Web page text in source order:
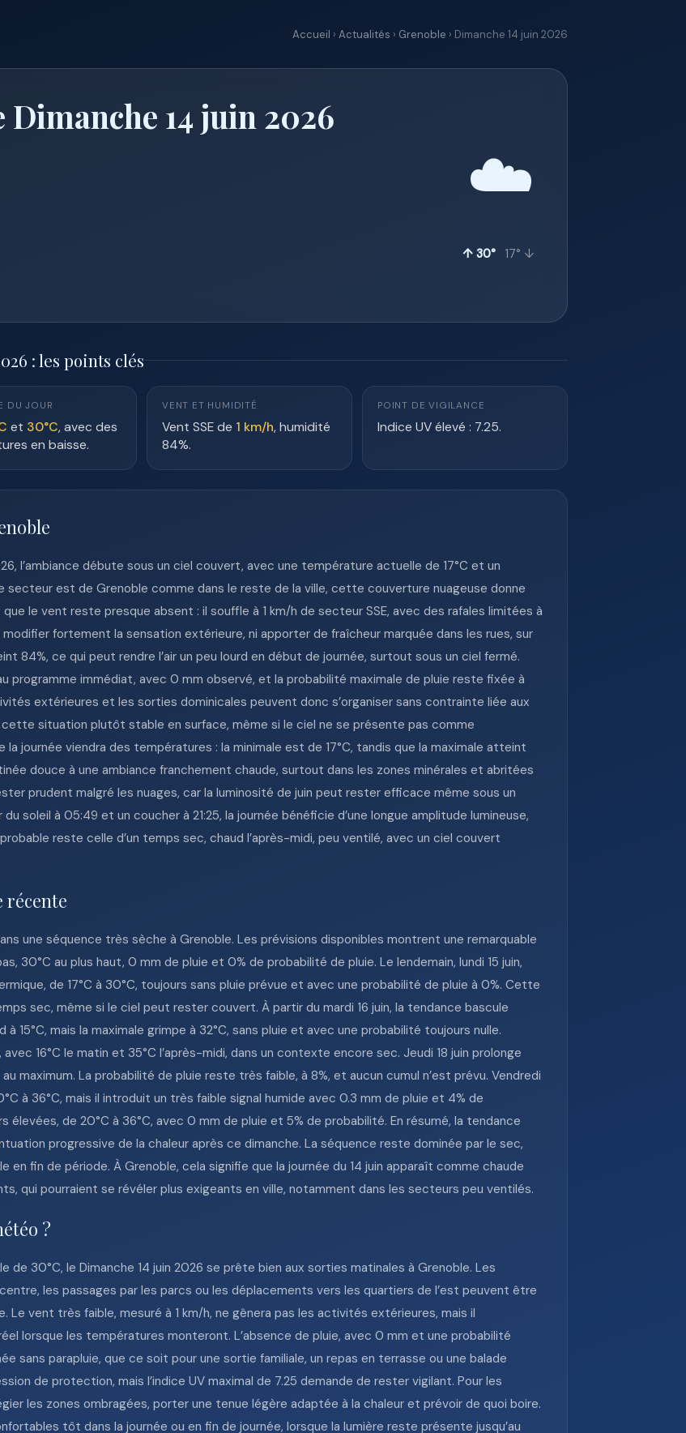
Accueil › Actualités › Grenoble › Dimanche 14 juin 2026
Dimanche 14 juin 2026
☁️
↑ 30° 17° ↓
: les points clés
DU JOUR
et 30°C, avec des
en baisse.
VENT ET HUMIDITÉ
Vent SSE de 1 km/h, humidité
84%.
POINT DE VIGILANCE
Indice UV élevé : 7.25.
l’ambiance débute sous un ciel couvert, avec une température actuelle de 17°C et un
secteur est de Grenoble comme dans le reste de la ville, cette couverture nuageuse donne
le vent reste presque absent : il souffle à 1 km/h de secteur SSE, avec des rafales limitées à
fortement la sensation extérieure, ni apporter de fraîcheur marquée dans les rues, sur
84%, ce qui peut rendre l’air un peu lourd en début de journée, surtout sous un ciel fermé.
programme immédiat, avec 0 mm observé, et la probabilité maximale de pluie reste fixée à
extérieures et les sorties dominicales peuvent donc s’organiser sans contrainte liée aux
situation plutôt stable en surface, même si le ciel ne se présente pas comme
journée viendra des températures : la minimale est de 17°C, tandis que la maximale atteint
douce à une ambiance franchement chaude, surtout dans les zones minérales et abritées
prudent malgré les nuages, car la luminosité de juin peut rester efficace même sous un
soleil à 05:49 et un coucher à 21:25, la journée bénéficie d’une longue amplitude lumineuse,
reste celle d’un temps sec, chaud l’après-midi, peu ventilé, avec un ciel couvert
récente
une séquence très sèche à Grenoble. Les prévisions disponibles montrent une remarquable
30°C au plus haut, 0 mm de pluie et 0% de probabilité de pluie. Le lendemain, lundi 15 juin,
de 17°C à 30°C, toujours sans pluie prévue et avec une probabilité de pluie à 0%. Cette
sec, même si le ciel peut rester couvert. À partir du mardi 16 juin, la tendance bascule
15°C, mais la maximale grimpe à 32°C, sans pluie et avec une probabilité toujours nulle.
16°C le matin et 35°C l’après-midi, dans un contexte encore sec. Jeudi 18 juin prolonge
maximum. La probabilité de pluie reste très faible, à 8%, et aucun cumul n’est prévu. Vendredi
à 36°C, mais il introduit un très faible signal humide avec 0.3 mm de pluie et 4% de
élevées, de 20°C à 36°C, avec 0 mm de pluie et 5% de probabilité. En résumé, la tendance
progressive de la chaleur après ce dimanche. La séquence reste dominée par le sec,
fin de période. À Grenoble, cela signifie que la journée du 14 juin apparaît comme chaude
qui pourraient se révéler plus exigeants en ville, notamment dans les secteurs peu ventilés.
?
de 30°C, le Dimanche 14 juin 2026 se prête bien aux sorties matinales à Grenoble. Les
les passages par les parcs ou les déplacements vers les quartiers de l’est peuvent être
Le vent très faible, mesuré à 1 km/h, ne gênera pas les activités extérieures, mais il
lorsque les températures monteront. L’absence de pluie, avec 0 mm et une probabilité
sans parapluie, que ce soit pour une sortie familiale, un repas en terrasse ou une balade
de protection, mais l’indice UV maximal de 7.25 demande de rester vigilant. Pour les
les zones ombragées, porter une tenue légère adaptée à la chaleur et prévoir de quoi boire.
tôt dans la journée ou en fin de journée, lorsque la lumière reste présente jusqu’au